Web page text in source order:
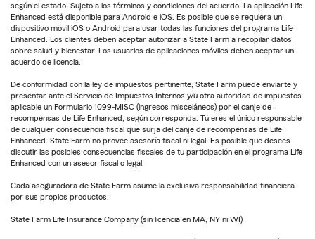
según el estado. Sujeto a los términos y condiciones del acuerdo. La aplicación Life
Enhanced está disponible para Android e iOS. Es posible que se requiera un
dispositivo móvil iOS o Android para usar todas las funciones del programa Life
Enhanced. Los clientes deben aceptar autorizar a State Farm a recopilar datos
sobre salud y bienestar. Los usuarios de aplicaciones móviles deben aceptar un
acuerdo de licencia.
De conformidad con la ley de impuestos pertinente, State Farm puede enviarte y
presentar ante el Servicio de Impuestos Internos y/u otra autoridad de impuestos
aplicable un Formulario 1099-MISC (ingresos misceláneos) por el canje de
recompensas de Life Enhanced, según corresponda. Tú eres el único responsable
de cualquier consecuencia fiscal que surja del canje de recompensas de Life
Enhanced. State Farm no provee asesoría fiscal ni legal. Es posible que desees
discutir las posibles consecuencias fiscales de tu participación en el programa Life
Enhanced con un asesor fiscal o legal.
Cada aseguradora de State Farm asume la exclusiva responsabilidad financiera
por sus propios productos.
State Farm Life Insurance Company (sin licencia en MA, NY ni WI)